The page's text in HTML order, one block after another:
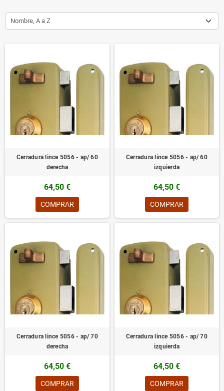
Nombre, A a Z
Cerradura lince 5056 - ap/ 60
derecha
64,50 €
COMPRAR
Cerradura lince 5056 - ap/ 60
izquierda
64,50 €
COMPRAR
Cerradura lince 5056 - ap/ 70
derecha
64,50 €
COMPRAR
Cerradura lince 5056 - ap/ 70
izquierda
64,50 €
COMPRAR